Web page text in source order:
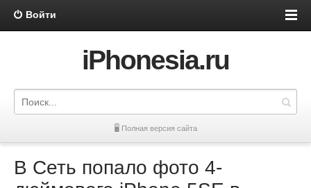
Войти
iPhonesia.ru
🖥 Полная версия сайта
В Сеть попало фото 4-